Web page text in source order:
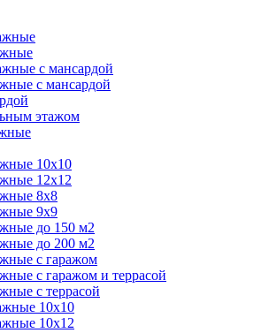
с мансардой
с мансардой
этажом
10х10
12х12
8х8
9х9
до 150 м2
до 200 м2
с гаражом
с гаражом и террасой
с террасой
10х10
10х12